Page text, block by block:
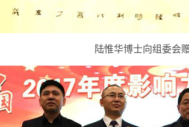
陆惟华博士向组委会